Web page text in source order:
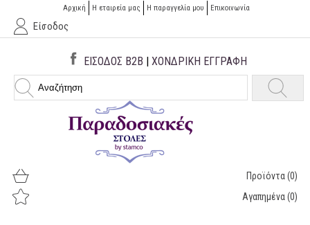
Αρχική Η εταιρεία μας H παραγγελία μου Επικοινωνία
Είσοδος
ΕΙΣΟΔΟΣ B2B |ΧΟΝΔΡΙΚΗ ΕΓΓΡΑΦΗ
Προϊόντα(0)
Αγαπημένα(0)